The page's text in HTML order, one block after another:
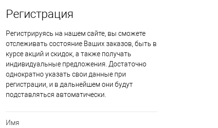
Регистрация
Регистрируясь на нашем сайте, вы сможете
отслеживать состояние Ваших заказов, быть в
курсе акций и скидок, а также получать
индивидуальные предложения. Достаточно
однократно указать свои данные при
регистрации, и в дальнейшем они будут
подставляться автоматически.
Имя